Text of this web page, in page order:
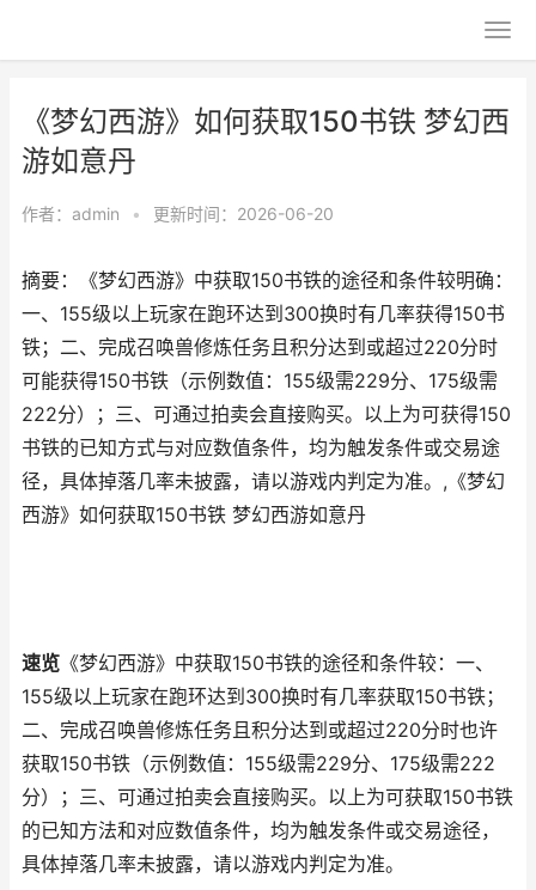
《梦幻西游》如何获取150书铁 梦幻西
游如意丹
作者： admin • 更新时间：2026-06-20
摘要：《梦幻西游》中获取150书铁的途径和条件较明确：
一、155级以上玩家在跑环达到300换时有几率获得150书
铁；二、完成召唤兽修炼任务且积分达到或超过220分时
可能获得150书铁（示例数值：155级需229分、175级需
222分）；三、可通过拍卖会直接购买。以上为可获得150
书铁的已知方式与对应数值条件，均为触发条件或交易途
径，具体掉落几率未披露，请以游戏内判定为准。,《梦幻
西游》如何获取150书铁 梦幻西游如意丹
速览 《梦幻西游》中获取150书铁的途径和条件较：一、
155级以上玩家在跑环达到300换时有几率获取150书铁；
二、完成召唤兽修炼任务且积分达到或超过220分时也许
获取150书铁（示例数值：155级需229分、175级需222
分）；三、可通过拍卖会直接购买。以上为可获取150书铁
的已知方法和对应数值条件，均为触发条件或交易途径，
具体掉落几率未披露，请以游戏内判定为准。